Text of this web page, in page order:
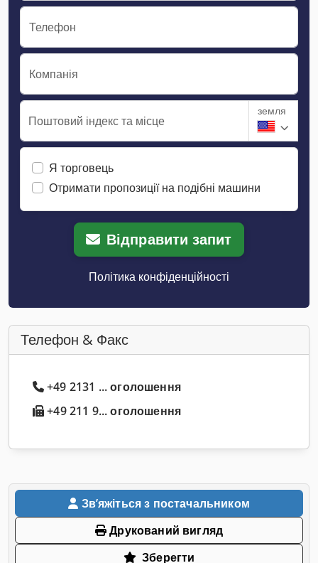
Телефон
Компанія
Поштовий індекс та місце
земля
Я торговець
Отримати пропозиції на подібні машини
Відправити запит
Політика конфіденційності
Телефон & Факс
+49 2131 ... оголошення
+49 211 9... оголошення
Звʼяжіться з постачальником
Друкований вигляд
Зберегти